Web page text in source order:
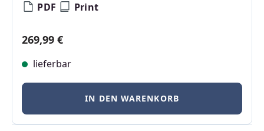
PDF Print
Regulärer Preis:
269,99 €
lieferbar
IN DEN WARENKORB